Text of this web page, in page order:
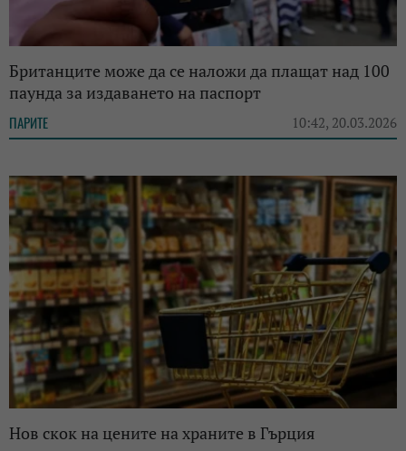
Британците може да се наложи да плащат над 100
паунда за издаването на паспорт
ПАРИТЕ 10:42, 20.03.2026
Нов скок на цените на храните в Гърция